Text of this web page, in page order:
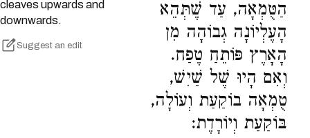
cleaves upwards and
downwards.
Suggest an edit
הַטֻּמְאָה, עַד שֶׁתְּהֵא
הָעֶלְיוֹנָה גְבוֹהָה מִן
הָאָרֶץ פּוֹתֵחַ טֶפַח.
וְאִם הָיוּ שֶׁל שַׁיִשׁ,
טֻמְאָה בוֹקַעַת וְעוֹלָה,
בּוֹקַעַת וְיוֹרָדֶת: